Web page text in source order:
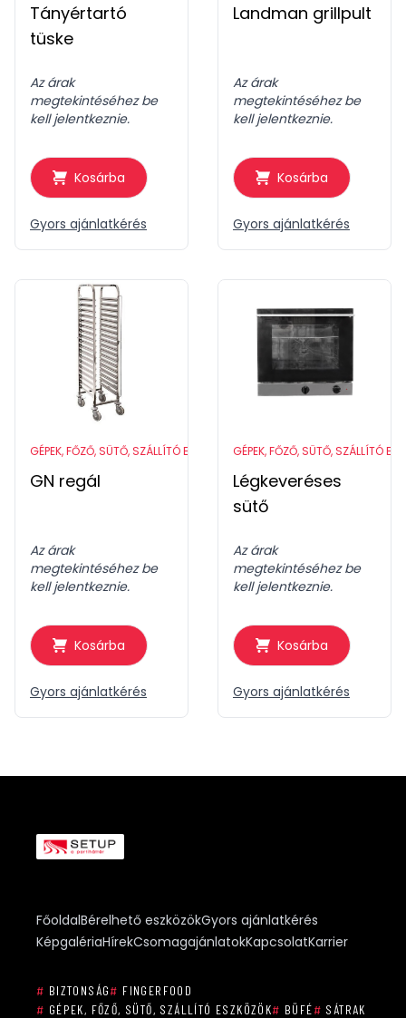
Tányértartó
tüske
Az árak
megtekintéséhez be
kell jelentkeznie.
Kosárba
Gyors ajánlatkérés
Landman grillpult
Az árak
megtekintéséhez be
kell jelentkeznie.
Kosárba
Gyors ajánlatkérés
GÉPEK, FŐZŐ, SÜTŐ, SZÁLLÍTÓ ESZKÖZÖK
GN regál
Az árak
megtekintéséhez be
kell jelentkeznie.
Kosárba
Gyors ajánlatkérés
GÉPEK, FŐZŐ, SÜTŐ, SZÁLLÍTÓ
Légkeveréses
sütő
Az árak
megtekintéséhez be
kell jelentkeznie.
Kosárba
Gyors ajánlatkérés
FőoldalBérelhető eszközökGyors ajánlatkérés
KépgalériaHírekCsomagajánlatokKapcsolatKarrier
# BIZTONSÁG# FINGERFOOD
# GÉPEK, FŐZŐ, SÜTŐ, SZÁLLÍTÓ ESZKÖZÖK# BÜFÉ# SÁTRAK